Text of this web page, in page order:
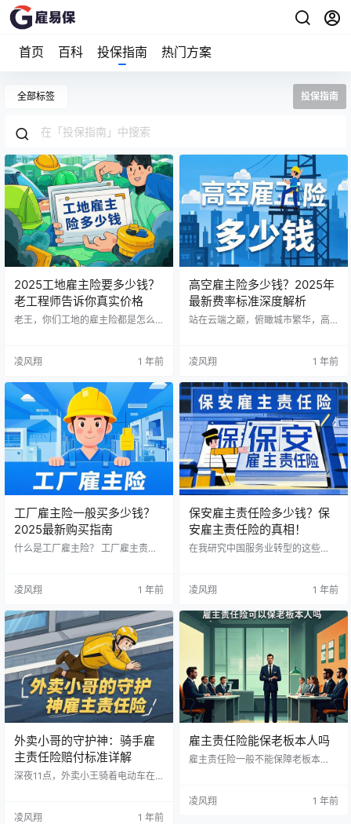
首页 百科 投保指南 热门方案
全部标签 投保指南
2025工地雇主险要多少钱？
老工程师告诉你真实价格
老王，你们工地的雇主险都是怎么
的老人，我确实遇到过不少关于工
聊这个让很多工程负责人头疼的问
题。 一个血的教训：为什么工地必
须重视雇主险？ 记得是2018年的时
候，我负责一个商业楼盘的建设项
目。那时候觉得反正工地安全措施
做得不错，就没太在意保险的事。
结果工期快结束时，一个木工师傅
从脚手架上摔下来，造成了重伤…
凌风翔 1 年前
高空雇主险多少钱？2025年
最新费率标准深度解析
站在云端之巅，俯瞰城市繁华，高
这片广袤的蓝天之下，每一位高空
为企业管理者，您是否曾为高空雇
主险的费用问题而困扰？本文将揭
开高空雇主险费率的神秘面纱。 最
新费率标准及影响要素 【基础费率
体系】 从最基础的10米以下作业，
每人每年800元起步，到30米以上
的高风险作业，费率可达5000元/
年。这看似简单的数字背后…
凌风翔 1 年前
工厂雇主险一般买多少钱？
2025最新购买指南
什么是工厂雇主险？ 工厂雇主责任
偿责任的一种商业保险。它是对工
伤保险的有效补充，能够为企业提
供更全面的风险保障。 工厂雇主险
的保费影响因素 员工人数和工资总
额 参保员工越多，保费越高 员工工
资总额直接影响赔付基数 行业风险
等级 高危行业（如化工、建筑）保
费较高 一般制造业风险系数相对较
低 办公室文职工作风险最低 保障额
度选择 每人责任限额…
凌风翔 1 年前
保安雇主责任险多少钱？保
安雇主责任险的真相！
在我研究中国服务业转型的这些
规模已突破万亿元，保安从业人员
超过500万。然而，在这个庞大的市
场背后，雇主责任险这个看似不起
眼的问题，却暗藏着诸多风险与玄
机。 保安雇主险市场价格之谜 "一年
两三千的保费，可能帮你省下几十
万乃至上百万的赔偿。"这是我在采
访某保险公司业务总监时听到的一
句话。确实，保安雇主责任险的定
价，远…
凌风翔 1 年前
外卖小哥的守护神：骑手雇
主责任险赔付标准详解
深夜11点，外卖小王骑着电动车在
车，湿滑的路面让他摔倒了。所
凌风翔 1 年前
雇主责任险能保老板本人吗
雇主责任险一般不能保障老板本
雇主身份，不属于被保障对象 老板
凌风翔 1 年前